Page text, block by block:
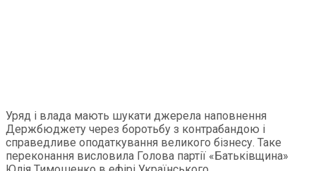
Уряд і влада мають шукати джерела наповнення
Держбюджету через боротьбу з контрабандою і
справедливе оподаткування великого бізнесу. Таке
переконання висловила Голова партії «Батьківщина»